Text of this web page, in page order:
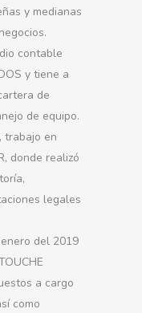
y medianas
contable
y tiene a
de
de equipo.
trabajo en
donde realizó
legales
del 2019
a cargo
como